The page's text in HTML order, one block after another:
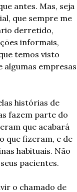
antes. Mas, seja
que sempre me
derretido,
informais,
temos visto
empresas
histórias de
que acabará
que fizeram, e de
habituais. Não
pacientes.
o chamado de